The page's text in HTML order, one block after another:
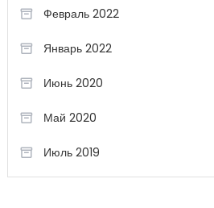
Февраль 2022
Январь 2022
Июнь 2020
Май 2020
Июль 2019